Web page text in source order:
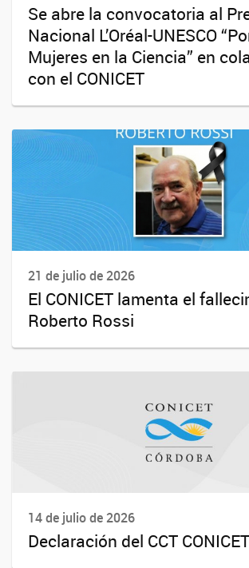
Se abre la convocatoria al
Nacional L’Oréal-UNESCO
Mujeres en la Ciencia” en
con el CONICET
21 de julio de 2026
El CONICET lamenta el
Roberto Rossi
14 de julio de 2026
Declaración del CCT